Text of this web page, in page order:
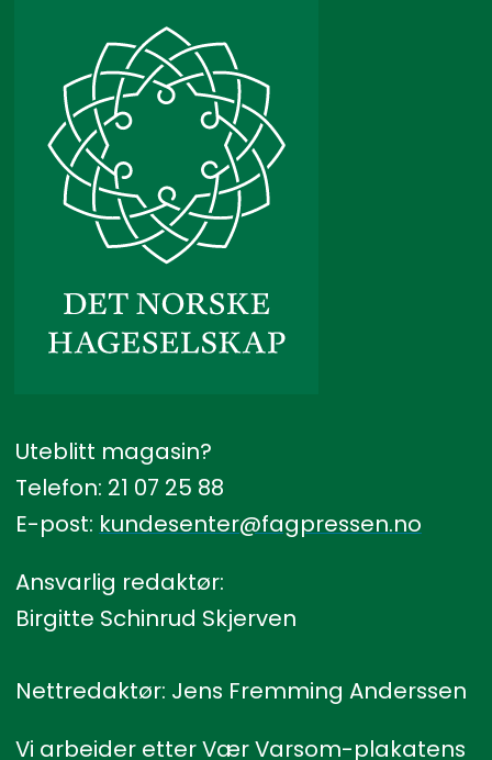
Uteblitt magasin?
Telefon: 21 07 25 88
E-post: kundesenter@fagpressen.no
Ansvarlig redaktør:
Birgitte Schinrud Skjerven
Nettredaktør: Jens Fremming Anderssen
Vi arbeider etter Vær Varsom-plakatens